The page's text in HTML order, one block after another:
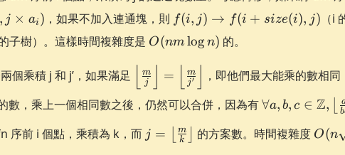
, j × ai ) ，如果不加入連通塊，則 f(i, j)
\to f(i
+
size(i),
j)
f(i, j) → f(i + size(i), j) （i
子樹）。這樣時間複雜度是 O(nm\log
O(nmlogn) 的。
個乘積 j 和 j’，如果滿足
\left\lfloor\frac{m}
{j} \right\rfloor =
\left\lfloor\frac{m}
j
m = j′
m
，即他們最大能乘的數相
數，乘上一個相同數之後，仍然可以合併，因為有
\forall
{bc}
∀a, b, c ∈ Z, b
序前 i 個點，乘積為 k，而 j =
\left\lfloor\frac{m}
j = k
m 的方案數。時間複雜度
m
O(n